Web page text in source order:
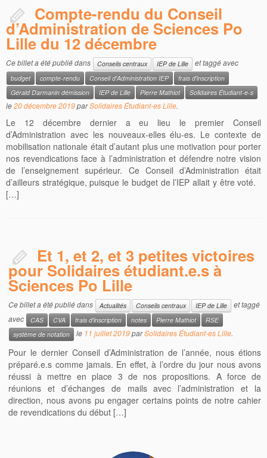
Compte-rendu du Conseil
d’Administration de Sciences Po
Lille du 12 décembre
Ce billet a été publié dans Conseils centraux IEP de Lille et taggé avec
budget compte-rendu Conseil d'Administration IEP
frais d'inscription
Gérald Darmanin démission
IEP de Lille Pierre Mathiot Solidaires Étudiant-e-s
le20 décembre 2019parSolidaires Étudiant-es Lille.
Le 12 décembre dernier a eu lieu le premier Conseil
d’Administration avec les nouveaux-elles élu-es. Le contexte de
mobilisation nationale était d’autant plus une motivation pour porter
nos revendications face à l’administration et défendre notre vision
de l’enseignement supérieur. Ce Conseil d’Administration était
d’ailleurs stratégique, puisque le budget de l’IEP allait y être voté.
[…]
Et 1, et 2, et 3 petites victoires
pour Solidaires étudiant.e.s à
Sciences Po Lille
Ce billet a été publié dans Actualités Conseils centraux IEP de Lille
et taggé
avec
CAS CVA frais d'inscription notes Pierre Mathiot
RSE
système de notation
le 11 juillet 2019parSolidaires Étudiant-es Lille.
Pour le dernier Conseil d’Administration de l’année, nous étions
préparé.e.s comme jamais. En effet, à l’ordre du jour nous avons
réussi à mettre en place 3 de nos propositions. A force de
réunions et d’échanges de mails avec l’administration et la
direction, nous avons pu engager certains points de notre cahier
de revendications du début […]